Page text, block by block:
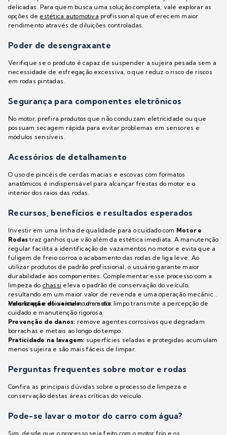
delicadas. Para quem busca uma solução completa, vale explorar as
opções de estética automotiva profissional que oferecem maior
rendimento através de diluições controladas.
Poder de desengraxante
Verifique se o produto é capaz de suspender a sujeira pesada sem a
necessidade de esfregação excessiva, o que reduz o risco de riscos
em rodas pintadas.
Segurança para componentes eletrônicos
No motor, prefira produtos que não conduzam eletricidade ou que
possuam secagem rápida para evitar problemas em sensores e
módulos sensíveis.
Acessórios de detalhamento
O uso de pincéis de cerdas macias e escovas com formatos
anatômicos é indispensável para alcançar frestas do motor e o
interior dos raios das rodas.
Recursos, benefícios e resultados esperados
Investir em uma linha de qualidade para o cuidado com Motor e
Rodas traz ganhos que vão além da estética imediata. A manutenção
regular facilita a identificação de vazamentos no motor e evita que a
fuligem de freio corroa o acabamento das rodas de liga leve. Ao
utilizar produtos de padrão profissional, o usuário garante maior
durabilidade aos componentes. Complementar esse processo com a
limpeza do chassi eleva o padrão de conservação do veículo,
resultando em um maior valor de revenda e uma operação mecânica
mais limpa e eficiente no dia a dia.
Valorização do veículo:um motor limpo transmite a percepção de
cuidado e manutenção rigorosa.
Prevenção de danos: remove agentes corrosivos que degradam
borrachas e metais ao longo do tempo.
Praticidade na lavagem: superfícies seladas e protegidas acumulam
menos sujeira e são mais fáceis de limpar.
Perguntas frequentes sobre motor e rodas
Confira as principais dúvidas sobre o processo de limpeza e
conservação destas áreas críticas do veículo.
Pode-se lavar o motor do carro com água?
Sim, desde que o processo seja feito com o motor frio e os